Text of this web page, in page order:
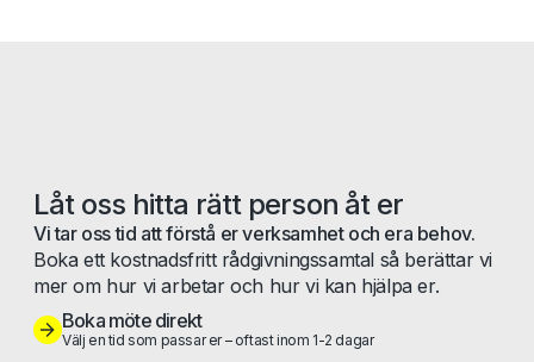
Låt oss hitta rätt person åt er
Vi tar oss tid att förstå er verksamhet och era behov.
Boka ett kostnadsfritt rådgivningssamtal så berättar vi
mer om hur vi arbetar och hur vi kan hjälpa er.
Boka möte direkt
Välj en tid som passar er – oftast inom 1-2 dagar